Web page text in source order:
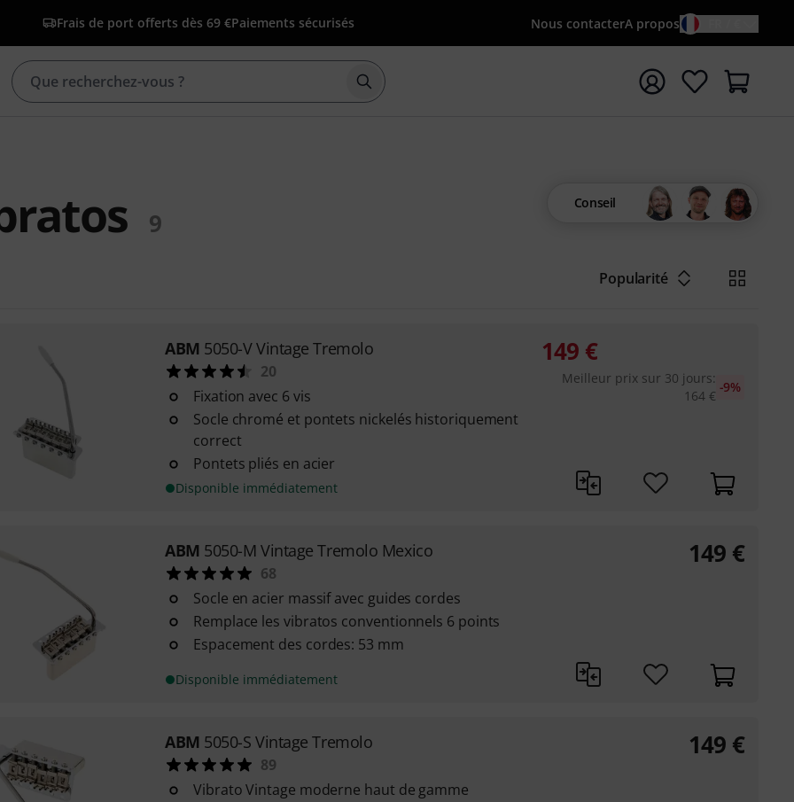
Frais de port offerts dès 69 €Paiements sécurisés Nous contacterA propos
Démarrer la recherche avec le terme de recherche
9
Conseil
Popularité
ABM 5050-V Vintage Tremolo
20
Fixation avec 6 vis
Socle chromé et pontets nickelés historiquement
correct
Pontets pliés en acier
Disponible immédiatement
149 €
Meilleur prix sur 30 jours:
164 €
-9%
ABM 5050-M Vintage Tremolo Mexico
68
Socle en acier massif avec guides cordes
Remplace les vibratos conventionnels 6 points
Espacement des cordes: 53 mm
Disponible immédiatement
149 €
ABM 5050-S Vintage Tremolo
89
Vibrato Vintage moderne haut de gamme
149 €